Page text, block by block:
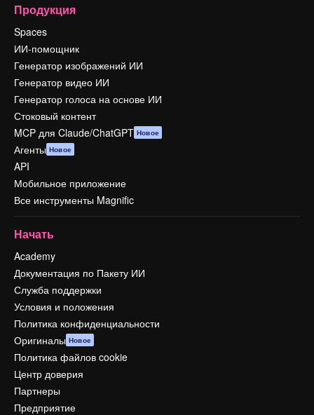
Продукция
Spaces
ИИ-помощник
Генератор изображений ИИ
Генератор видео ИИ
Генератор голоса на основе ИИ
Стоковый контент
MCP для Claude/ChatGPT Новое
Агенты Новое
API
Мобильное приложение
Все инструменты Magnific
Начать
Academy
Документация по Пакету ИИ
Служба поддержки
Условия и положения
Политика конфиденциальности
Оригиналы Новое
Политика файлов cookie
Центр доверия
Партнеры
Предприятие